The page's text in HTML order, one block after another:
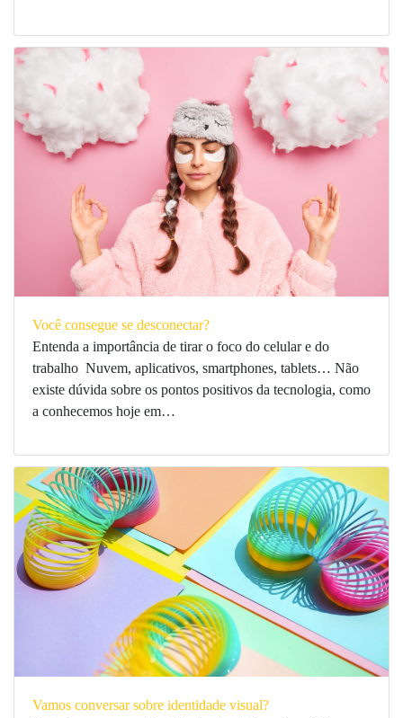
Você consegue se desconectar?
Entenda a importância de tirar o foco do celular e do
trabalho Nuvem, aplicativos, smartphones, tablets… Não
existe dúvida sobre os pontos positivos da tecnologia, como
a conhecemos hoje em…
Vamos conversar sobre identidade visual?